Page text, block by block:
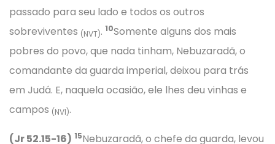
passado para seu lado e todos os outros
sobreviventes (NVT). 10Somente alguns dos mais
pobres do povo, que nada tinham, Nebuzaradã, o
comandante da guarda imperial, deixou para trás
em Judá. E, naquela ocasião, ele lhes deu vinhas e
campos (NVI).
(Jr 52.15-16) 15Nebuzaradã, o chefe da guarda, levou